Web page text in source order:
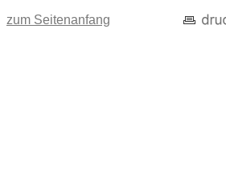
zum Seitenanfang